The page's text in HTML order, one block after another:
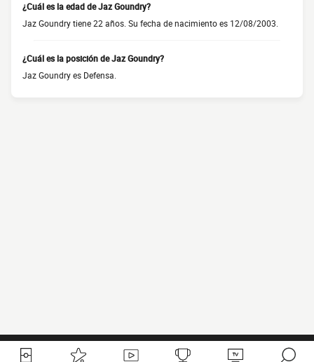
¿Cuál es la edad de Jaz Goundry?
Jaz Goundry tiene 22 años. Su fecha de nacimiento es 12/08/2003.
¿Cuál es la posición de Jaz Goundry?
Jaz Goundry es Defensa.